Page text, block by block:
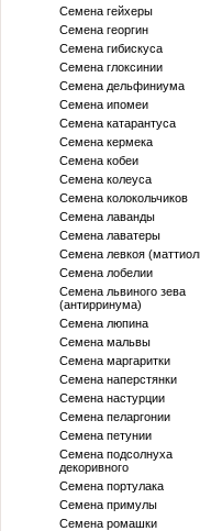
Семена гейхеры
Семена георгин
Семена гибискуса
Семена глоксинии
Семена дельфиниума
Семена ипомеи
Семена катарантуса
Семена кермека
Семена кобеи
Семена колеуса
Семена колокольчиков
Семена лаванды
Семена лаватеры
Семена левкоя
Семена лобелии
Семена львиного зева
(антирринума)
Семена люпина
Семена мальвы
Семена маргаритки
Семена наперстянки
Семена настурции
Семена пеларгонии
Семена петунии
Семена подсолнуха
декоривного
Семена портулака
Семена примулы
Семена ромашки